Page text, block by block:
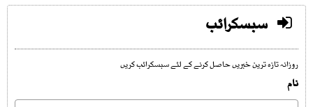
سبسکرائب
روزانہ تازہ ترین خبریں حاصل کرنے کے لئے سبسکرائب کریں
نام